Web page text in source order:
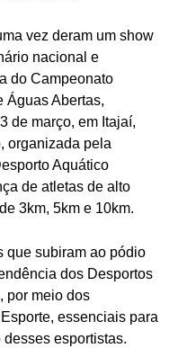
vez deram um show
nacional e
do Campeonato
Águas Abertas,
de março, em Itajaí,
organizada pela
Aquático
de atletas de alto
3km, 5km e 10km.
que subiram ao pódio
dos Desportos
por meio dos
essenciais para
esportistas.